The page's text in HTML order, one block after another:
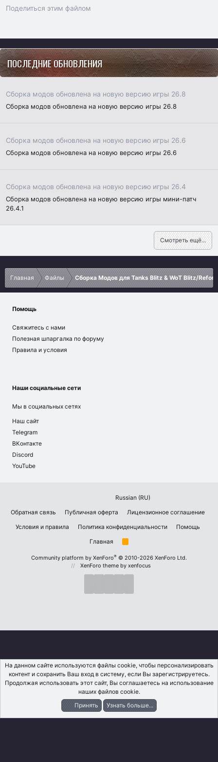
Поделиться этим файлом
ПОСЛЕДНИЕ ОБНОВЛЕНИЯ
Сборка модов обновлена на новую версию игры 26.8
Сборка модов обновлена на новую версию игры 26.8
Сборка модов обновлена на новую версию игры 26.6
Сборка модов обновлена на новую версию игры 26.6
Сборка модов обновлена на новую версию игры 26.4
Сборка модов обновлена на новую версию игры мини-патч
26.4.1
Смотреть ещё...
Главная Файлы Сборка Модов для Tanks Blitz & WoT Blitz/
Помощь
Свяжитесь с нами
Полезная шпаргалка по форуму
Правила и условия
Наши социальные сети
Мы в социальных сетях
Наш сайт
Telegram
ВКонтакте
Discord
YouTube
Russian (RU)
Обратная связь
Публичная оферта
Лицензионное соглашение
Условия и правила
Политика конфиденциальности
Помощь
Главная
Community platform by XenForo® © 2010-2026 XenForo Ltd.
XenForo theme by xenfocus
Что Нового? Вход Регистрация
На данном сайте используются файлы cookie, чтобы персонализировать
контент и сохранить Ваш вход в систему, если Вы зарегистрируетесь.
Продолжая использовать этот сайт, Вы соглашаетесь на использование
наших файлов cookie.
Принять
Узнать больше...